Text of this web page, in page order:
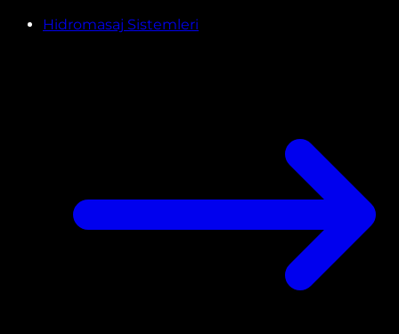
Hidromasaj Sistemleri